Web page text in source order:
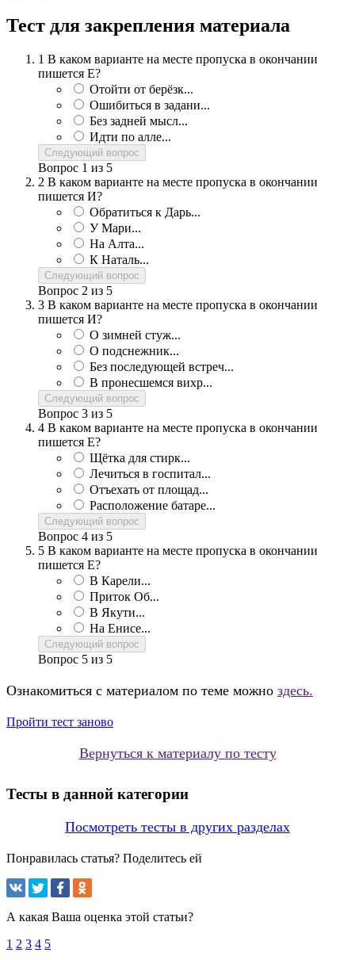
Тест для закрепления материала
1 В каком варианте на месте пропуска в окончании
пишется Е?
Отойти от берёзк...
Ошибиться в задани...
Без задней мысл...
Идти по алле...
Следующий вопрос
Вопрос 1 из 5
2 В каком варианте на месте пропуска в окончании
пишется И?
Обратиться к Дарь...
У Мари...
На Алта...
К Наталь...
Следующий вопрос
Вопрос 2 из 5
3 В каком варианте на месте пропуска в окончании
пишется И?
О зимней стуж...
О подснежник...
Без последующей встреч...
В пронесшемся вихр...
Следующий вопрос
Вопрос 3 из 5
4 В каком варианте на месте пропуска в окончании
пишется Е?
Щётка для стирк...
Лечиться в госпитал...
Отъехать от площад...
Расположение батаре...
Следующий вопрос
Вопрос 4 из 5
5 В каком варианте на месте пропуска в окончании
пишется Е?
В Карели...
Приток Об...
В Якути...
На Енисе...
Следующий вопрос
Вопрос 5 из 5
Ознакомиться с материалом по теме можно здесь.
Пройти тест заново
Вернуться к материалу по тесту
Тесты в данной категории
Посмотреть тесты в других разделах
Понравилась статья? Поделитесь ей
А какая Ваша оценка этой статьи?
1 2 3 4 5